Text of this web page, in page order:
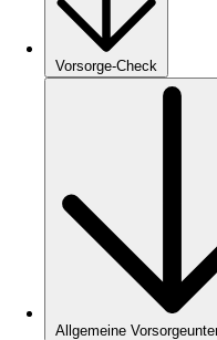
Vorsorge-Check
Allgemeine